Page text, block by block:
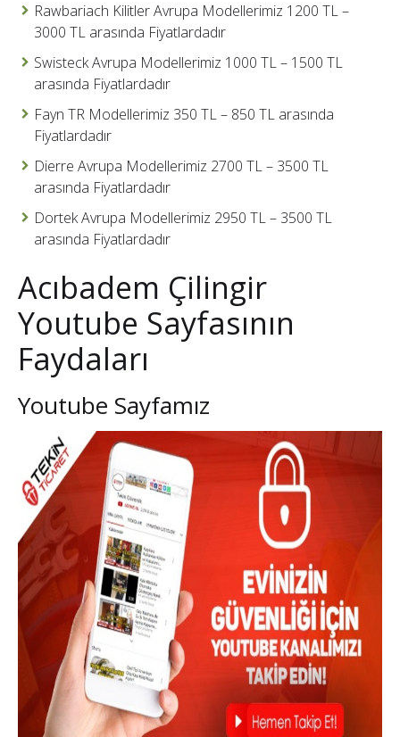
Rawbariach Kilitler Avrupa Modellerimiz 1200 TL –
3000 TL arasında Fiyatlardadır
Swisteck Avrupa Modellerimiz 1000 TL – 1500 TL
arasında Fiyatlardadır
Fayn TR Modellerimiz 350 TL – 850 TL arasında
Fiyatlardadır
Dierre Avrupa Modellerimiz 2700 TL – 3500 TL
arasında Fiyatlardadır
Dortek Avrupa Modellerimiz 2950 TL – 3500 TL
arasında Fiyatlardadır
Acıbadem Çilingir
Youtube Sayfasının
Faydaları
Youtube Sayfamız